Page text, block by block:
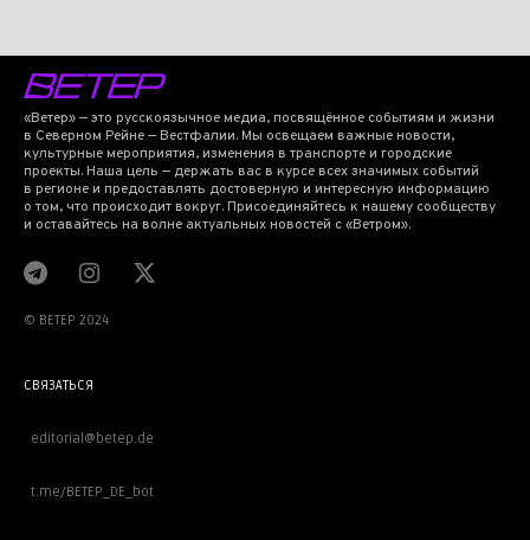
«Ветер» — это русскоязычное медиа, посвящённое событиям и жизни
в Северном Рейне — Вестфалии. Мы освещаем важные новости,
культурные мероприятия, изменения в транспорте и городские
проекты. Наша цель — держать вас в курсе всех значимых событий
в регионе и предоставлять достоверную и интересную информацию
о том, что происходит вокруг. Присоединяйтесь к нашему сообществу
и оставайтесь на волне актуальных новостей с «Ветром».
© BETEP 2024
СВЯЗАТЬСЯ
editorial@betep.de
t.me/BETEP_DE_bot